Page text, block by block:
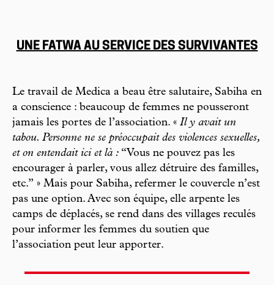
UNE FATWA AU SERVICE DES SURVIVANTES
Le travail de Medica a beau être salutaire, Sabiha en
a conscience : beaucoup de femmes ne pousseront
jamais les portes de l’association. « Il y avait un
tabou. Personne ne se préoccupait des violences sexuelles,
et on entendait ici et là : “Vous ne pouvez pas les
encourager à parler, vous allez détruire des familles,
etc.” » Mais pour Sabiha, refermer le couvercle n’est
pas une option. Avec son équipe, elle arpente les
camps de déplacés, se rend dans des villages reculés
pour informer les femmes du soutien que
l’association peut leur apporter.